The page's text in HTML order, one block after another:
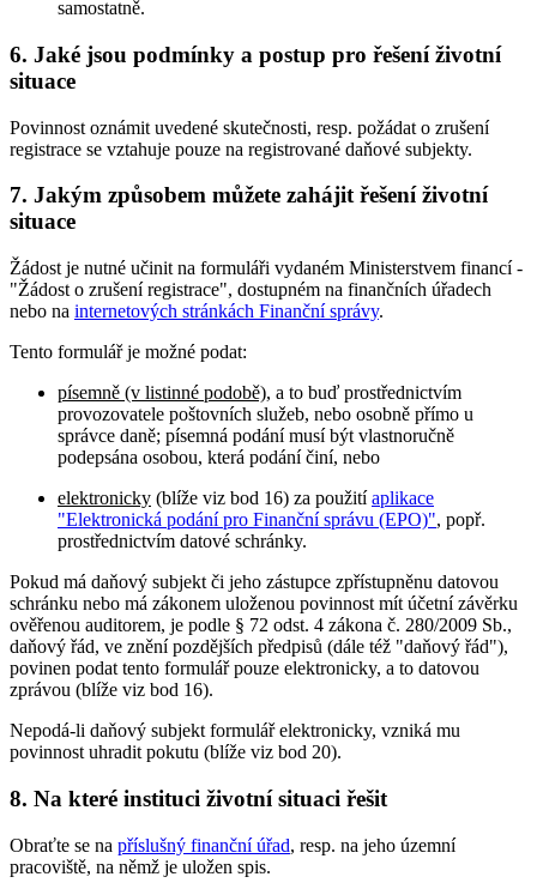
samostatně.
6. Jaké jsou podmínky a postup pro řešení životní
situace
Povinnost oznámit uvedené skutečnosti, resp. požádat o zrušení
registrace se vztahuje pouze na registrované daňové subjekty.
7. Jakým způsobem můžete zahájit řešení životní
situace
Žádost je nutné učinit na formuláři vydaném Ministerstvem financí -
"Žádost o zrušení registrace", dostupném na finančních úřadech
nebo na internetových stránkách Finanční správy.
Tento formulář je možné podat:
písemně (v listinné podobě), a to buď prostřednictvím
provozovatele poštovních služeb, nebo osobně přímo u
správce daně; písemná podání musí být vlastnoručně
podepsána osobou, která podání činí, nebo
elektronicky (blíže viz bod 16) za použitíaplikace
"Elektronická podání pro Finanční správu (EPO)", popř.
prostřednictvím datové schránky.
Pokud má daňový subjekt či jeho zástupce zpřístupněnu datovou
schránku nebo má zákonem uloženou povinnost mít účetní závěrku
ověřenou auditorem, je podle § 72 odst. 4 zákona č. 280/2009 Sb.,
daňový řád, ve znění pozdějších předpisů (dále též "daňový řád"),
povinen podat tento formulář pouze elektronicky, a to datovou
zprávou (blíže viz bod 16).
Nepodá-li daňový subjekt formulář elektronicky, vzniká mu
povinnost uhradit pokutu (blíže viz bod 20).
8. Na které instituci životní situaci řešit
Obraťte se na příslušný finanční úřad, resp. na jeho územní
pracoviště, na němž je uložen spis.